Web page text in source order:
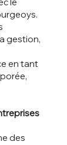
gestion,
en tant
des